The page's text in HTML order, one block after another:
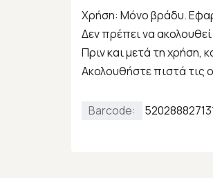
Χρήση: Μόνο βράδυ.
Δεν πρέπει να
Πριν και μετά τη χρήση,
Aκολουθήστε πιστά τις
Barcode: